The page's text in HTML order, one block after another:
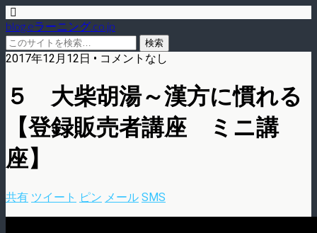
blog.eラーニング.co.jp
2017年12月12日 • コメントなし
５ 大柴胡湯～漢方に慣れる
【登録販売者講座 ミニ講
座】
共有 ツイート ピン メール SMS